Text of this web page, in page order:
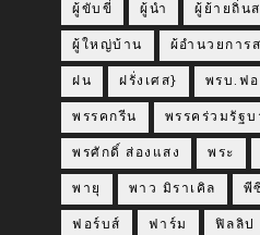
ผู้ขับขี่ ผู้นำ ผู้ย้ายถิ่น
ผู้ใหญ่บ้าน ผ้อำนวยการ
ฝน ฝรั่งเศส} พรบ.ฟอ
พรรคกรีน พรรคร่วมรัฐบ
พรศักดิ์ ส่องแสง พระ
พายุ พาว มิราเคิล พี
ฟอร์บส์ ฟาร์ม ฟิลลิป